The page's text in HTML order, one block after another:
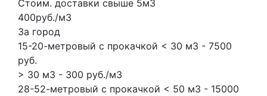
Стоим. доставки свыше 5м3
400руб./м3
За город
15-20-метровый с прокачкой < 30 м3 - 7500
руб.
> 30 м3 - 300 руб./м3
28-52-метровый с прокачкой < 50 м3 - 15000